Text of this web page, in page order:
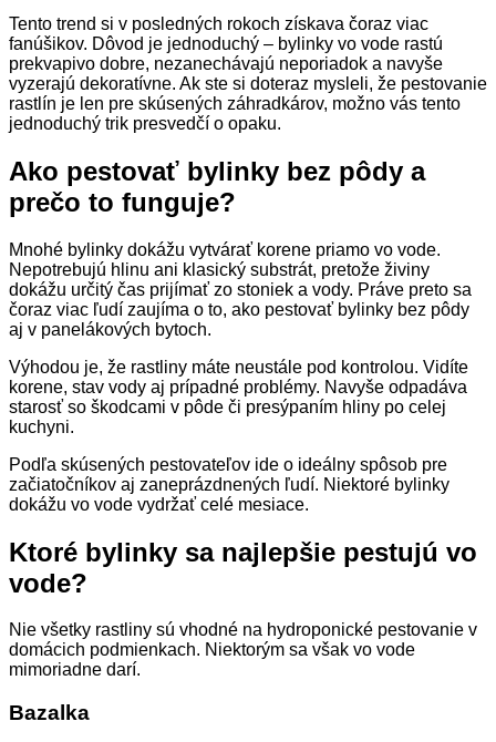
Tento trend si v posledných rokoch získava čoraz viac
fanúšikov. Dôvod je jednoduchý – bylinky vo vode rastú
prekvapivo dobre, nezanechávajú neporiadok a navyše
vyzerajú dekoratívne. Ak ste si doteraz mysleli, že pestovanie
rastlín je len pre skúsených záhradkárov, možno vás tento
jednoduchý trik presvedčí o opaku.
Ako pestovať bylinky bez pôdy a
prečo to funguje?
Mnohé bylinky dokážu vytvárať korene priamo vo vode.
Nepotrebujú hlinu ani klasický substrát, pretože živiny
dokážu určitý čas prijímať zo stoniek a vody. Práve preto sa
čoraz viac ľudí zaujíma o to, ako pestovať bylinky bez pôdy
aj v panelákových bytoch.
Výhodou je, že rastliny máte neustále pod kontrolou. Vidíte
korene, stav vody aj prípadné problémy. Navyše odpadáva
starosť so škodcami v pôde či presýpaním hliny po celej
kuchyni.
Podľa skúsených pestovateľov ide o ideálny spôsob pre
začiatočníkov aj zaneprázdnených ľudí. Niektoré bylinky
dokážu vo vode vydržať celé mesiace.
Ktoré bylinky sa najlepšie pestujú vo
vode?
Nie všetky rastliny sú vhodné na hydroponické pestovanie v
domácich podmienkach. Niektorým sa však vo vode
mimoriadne darí.
Bazalka